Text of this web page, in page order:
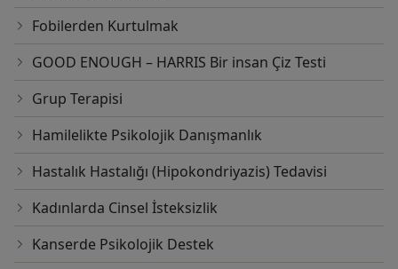
Fobilerden Kurtulmak
GOOD ENOUGH – HARRIS Bir insan Çiz Testi
Grup Terapisi
Hamilelikte Psikolojik Danışmanlık
Hastalık Hastalığı (Hipokondriyazis) Tedavisi
Kadınlarda Cinsel İsteksizlik
Kanserde Psikolojik Destek